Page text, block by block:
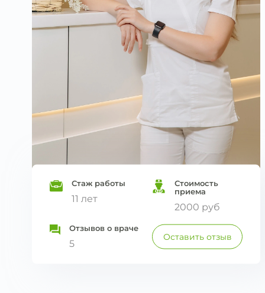
Стаж работы
11 лет
Стоимость
приема
2000 руб
Отзывов о враче
5
Оставить отзыв